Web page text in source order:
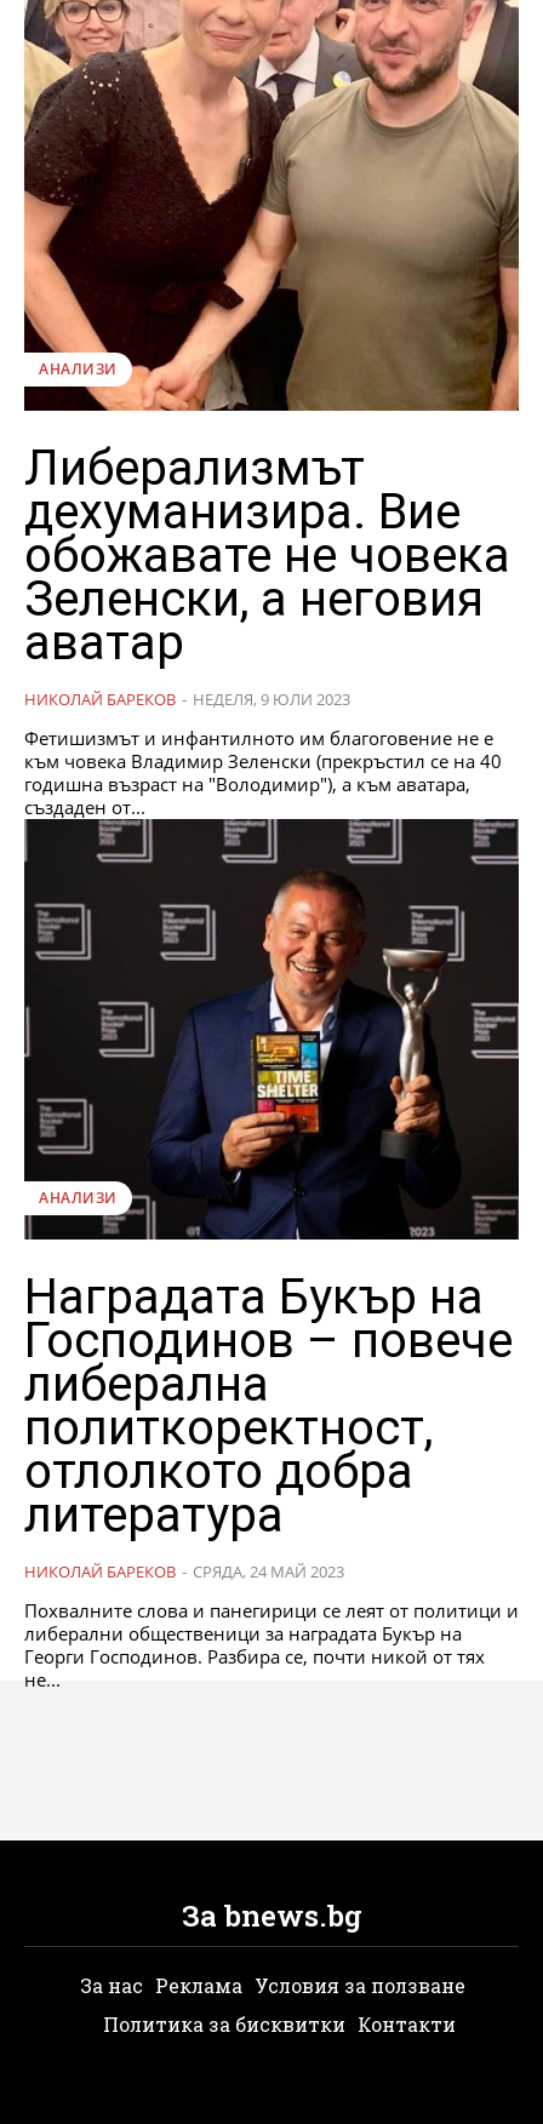
АНАЛИЗИ
Либерализмът
дехуманизира. Вие
обожавате не човека
Зеленски, а неговия
аватар
НИКОЛАЙ БАРЕКОВ - НЕДЕЛЯ, 9 ЮЛИ 2023
Фетишизмът и инфантилното им благоговение не е
към човека Владимир Зеленски (прекръстил се на 40
годишна възраст на "Володимир"), а към аватара,
създаден от...
АНАЛИЗИ
Наградата Букър на
Господинов – повече
либерална
политкоректност,
отлолкото добра
литература
НИКОЛАЙ БАРЕКОВ - СРЯДА, 24 МАЙ 2023
Похвалните слова и панегирици се леят от политици и
либерални общественици за наградата Букър на
Георги Господинов. Разбира се, почти никой от тях
не...
За bnews.bg
За нас Реклама Условия за ползване
Политика за бисквитки Контакти